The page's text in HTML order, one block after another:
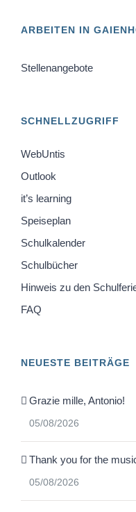
ARBEITEN IN
Stellenangebote
SCHNELLZUGRIFF
WebUntis
Outlook
it’s learning
Speiseplan
Schulkalender
Schulbücher
Hinweis zu den
FAQ
NEUESTE BEITRÄGE
Grazie mille, Antonio!
05/08/2026
Thank you for the
05/08/2026